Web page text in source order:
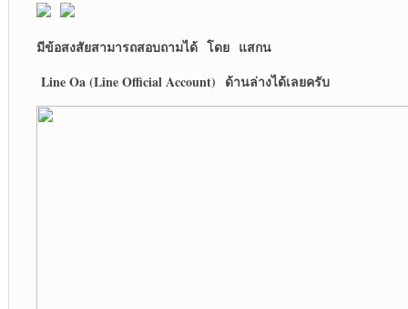
มีข้อสงสัยสามารถสอบถามได้ โดย แสกน
Line Oa (Line Official Account) ด้านล่างได้เลยครับ